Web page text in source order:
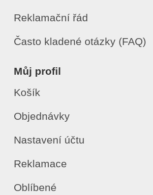
Reklamační řád
Často kladené otázky (FAQ)
Můj profil
Košík
Objednávky
Nastavení účtu
Reklamace
Oblíbené